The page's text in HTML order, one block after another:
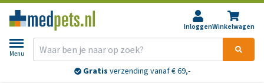
InloggenWinkelwagen
Menu
Gratis verzending vanaf € 69,-